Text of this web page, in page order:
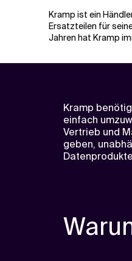
Kramp ist ein
Ersatzteilen für
Jahren hat Kramp
Kramp
einfach
Vertrieb und
geben,